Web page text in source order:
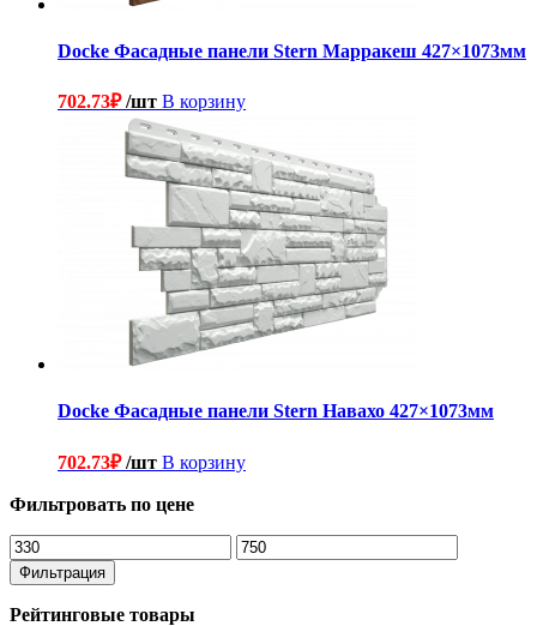
Docke Фасадные панели Stern Марракеш 427×1073мм
702.73₽/шт В корзину
Docke Фасадные панели Stern Навахо 427×1073мм
702.73₽/шт В корзину
Фильтровать по цене
Минимальная
цена
Максимальная
цена
Фильтрация
Рейтинговые товары